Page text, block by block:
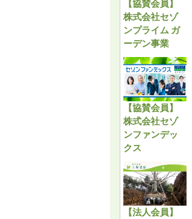
【協賛会員】
株式会社セゾ
ンプライム ガ
ーデン事業
【協賛会員】
株式会社セゾ
ンファンデッ
クス
【法人会員】